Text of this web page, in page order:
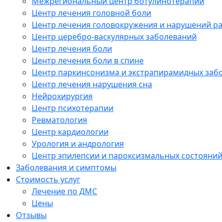
Центр лечения головной боли
Центр лечения головокружения и нарушений
Центр церебро-васкулярных заболеваний
Центр лечения боли
Центр лечения боли в спине
Центр паркинсонизма и экстрапирамидных
Центр лечения нарушения сна
Нейрохирургия
Центр психотерапии
Ревматология
Центр кардиологии
Урология и андрология
Центр эпилепсии и пароксизмальных состояний
Заболевания и симптомы
Стоимость услуг
Лечение по ДМС
Цены
Отзывы